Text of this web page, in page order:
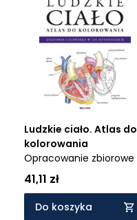
Ludzkie ciało. Atlas do
kolorowania
Opracowanie zbiorowe
41,11 zł
Do koszyka